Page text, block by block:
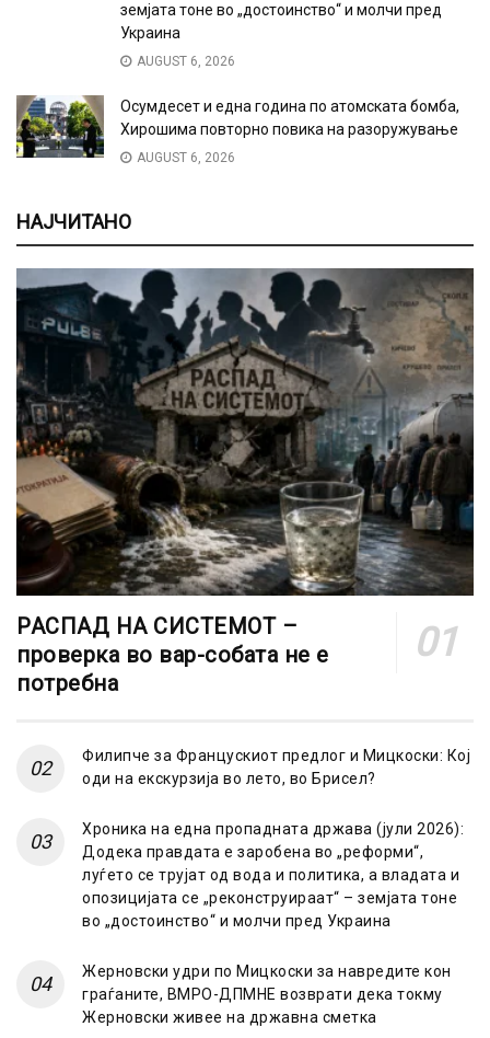
земјата тоне во „достоинство“ и молчи пред
Украина
AUGUST 6, 2026
Осумдесет и една година по атомската бомба,
Хирошима повторно повика на разоружување
AUGUST 6, 2026
НАЈЧИТАНО
РАСПАД НА СИСТЕМОТ –
проверка во вар-собата не е
потребна
Филипче за Францускиот предлог и Мицкоски: Кој
оди на екскурзија во лето, во Брисел?
Хроника на една пропадната држава (јули 2026):
Додека правдата е заробена во „реформи“,
луѓето се трујат од вода и политика, а владата и
опозицијата се „реконструираат“ – земјата тоне
во „достоинство“ и молчи пред Украина
Жерновски удри по Мицкоски за навредите кон
граѓаните, ВМРО-ДПМНЕ возврати дека токму
Жерновски живее на државна сметка